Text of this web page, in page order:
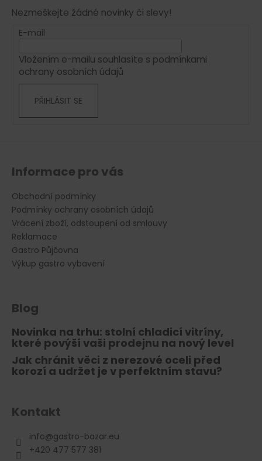
p
k
y
Nezmeškejte žádné novinky či slevy!
E-mail
Vložením e-mailu souhlasíte s podmínkami
ochrany osobních údajů
PŘIHLÁSIT SE
Informace pro vás
Obchodní podmínky
Podmínky ochrany osobních údajů
Vrácení zboží, odstoupení od smlouvy
Reklamace
Gastro Půjčovna
Výkup gastro vybavení
Blog
Novinka na trhu: stolní chladicí vitríny,
které povýší vaši prodejnu na nový level
Jak chránit věci z nerezové oceli před
korozí a udržet je v perfektním stavu?
Kontakt
info@gastro-bazar.eu
+420 477 577 381